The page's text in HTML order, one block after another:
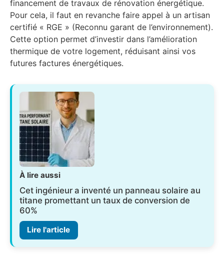
financement de travaux de rénovation énergétique.
Pour cela, il faut en revanche faire appel à un artisan
certifié « RGE » (Reconnu garant de l’environnement).
Cette option permet d’investir dans l’amélioration
thermique de votre logement, réduisant ainsi vos
futures factures énergétiques.
À lire aussi
Cet ingénieur a inventé un panneau solaire au
titane promettant un taux de conversion de
60%
Lire l'article